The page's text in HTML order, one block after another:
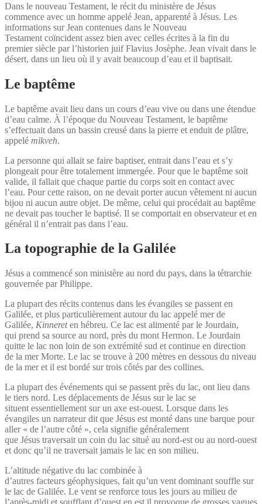
Dans le nouveau Testament, le récit du ministère de Jésus
commence avec un homme appelé Jean, apparenté à Jésus. Les
informations sur Jean contenues dans le Nouveau
Testament coïncident assez bien avec celles écrites à la fin du
premier siècle par l’historien juif Flavius Josèphe. Jean vivait dans le
désert, dans un lieu où il y avait beaucoup d’eau et il baptisait.
Le baptême
Le baptême avait lieu dans un cours d’eau vive ou dans une étendue
d’eau calme. À l’époque du Nouveau Testament, le baptême
s’effectuait dans un bassin creusé dans la pierre et enduit de plâtre,
appelé mikveh.
La personne qui allait se faire baptiser, entrait dans l’eau et s’y
plongeait pour être totalement immergée. Pour que le baptême soit
valide, il fallait que chaque partie du corps soit en contact avec
l’eau. Pour cette raison, on ne devait porter aucun vêtement ni aucun
bijou ni aucun autre objet. De même, celui qui procédait au baptême
ne devait pas toucher le baptisé. Il se comportait en observateur et en
général il n’entrait pas dans l’eau.
La topographie de la Galilée
Jésus a commencé son ministère au nord du pays, dans la tétrarchie
gouvernée par Philippe.
La plupart des récits contenus dans les évangiles se passent en
Galilée, et plus particulièrement autour du lac appelé mer de
Galilée, Kinnereten hébreu. Ce lac est alimenté par le Jourdain,
qui prend sa source au nord, près du mont Hermon. Le Jourdain
quitte le lac non loin de son extrémité sud et continue en direction
de la mer Morte. Le lac se trouve à 200 mètres en dessous du niveau
de la mer et il est bordé sur trois côtés par des collines.
La plupart des événements qui se passent près du lac, ont lieu dans
le tiers nord. Les déplacements de Jésus sur le lac se
situent essentiellement sur un axe est-ouest. Lorsque dans les
évangiles un narrateur dit que Jésus est monté dans une barque pour
aller « de l’autre côté », cela signifie généralement
que Jésus traversait un coin du lac situé au nord-est ou au nord-ouest
et donc qu’il ne traversait jamais le lac en son milieu.
L’altitude négative du lac combinée à
d’autres facteurs géophysiques, fait qu’un vent dominant souffle sur
le lac de Galilée. Le vent se renforce tous les jours au milieu de